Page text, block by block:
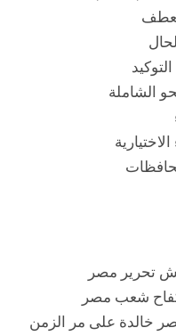
الشاملة
تحرير مصر
شعب مصر
خالدة على مر الزمن